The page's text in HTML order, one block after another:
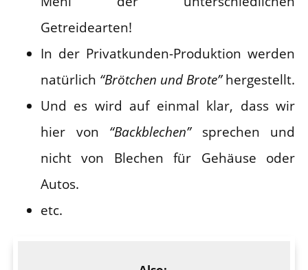
Getreidearten!
In der Privatkunden-Produktion werden
natürlich “Brötchen und Brote”hergestellt.
Und es wird auf einmal klar, dass wir
hier von “Backblechen”sprechen und
nicht von Blechen für Gehäuse oder
Autos.
etc.